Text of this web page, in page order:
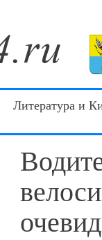
Литература и